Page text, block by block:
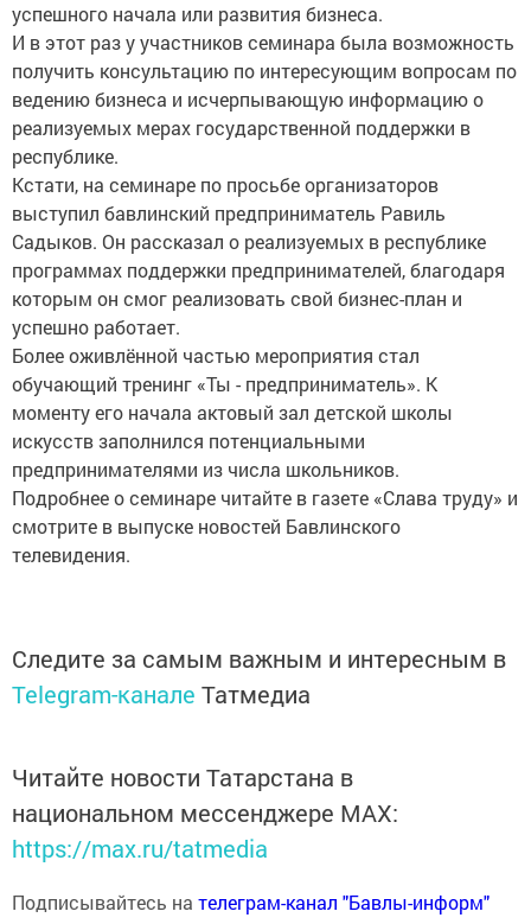
успешного начала или развития бизнеса.
И в этот раз у участников семинара была возможность
получить консультацию по интересующим вопросам по
ведению бизнеса и исчерпывающую информацию о
реализуемых мерах государственной поддержки в
республике.
Кстати, на семинаре по просьбе организаторов
выступил бавлинский предприниматель Равиль
Садыков. Он рассказал о реализуемых в республике
программах поддержки предпринимателей, благодаря
которым он смог реализовать свой бизнес-план и
успешно работает.
Более оживлённой частью мероприятия стал
обучающий тренинг «Ты - предприниматель». К
моменту его начала актовый зал детской школы
искусств заполнился потенциальными
предпринимателями из числа школьников.
Подробнее о семинаре читайте в газете «Слава труду» и
смотрите в выпуске новостей Бавлинского
телевидения.
Следите за самым важным и интересным в
Telegram-канале Татмедиа
Читайте новости Татарстана в
национальном мессенджере MАХ:
https://max.ru/tatmedia
Подписывайтесь на телеграм-канал "Бавлы-информ"